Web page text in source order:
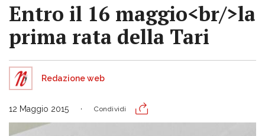
Entro il 16 maggio<br/>la
prima rata della Tari
Redazione web
12 Maggio 2015 Condividi